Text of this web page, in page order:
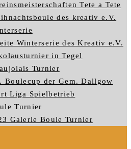
Tete a Tete
des kreativ e.V.
Winterserie des Kreativ e.V.
in Tegel
Turnier
Boulecup der Gem. Dallgow
Liga Spielbetrieb
Turnier
Galerie Boule Turnier